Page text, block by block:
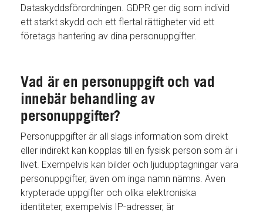
Dataskyddsförordningen. GDPR ger dig som individ
ett starkt skydd och ett flertal rättigheter vid ett
företags hantering av dina personuppgifter.
Vad är en personuppgift och vad
innebär behandling av
personuppgifter?
Personuppgifter är all slags information som direkt
eller indirekt kan kopplas till en fysisk person som är i
livet. Exempelvis kan bilder och ljudupptagningar vara
personuppgifter, även om inga namn nämns. Även
krypterade uppgifter och olika elektroniska
identiteter, exempelvis IP-adresser, är